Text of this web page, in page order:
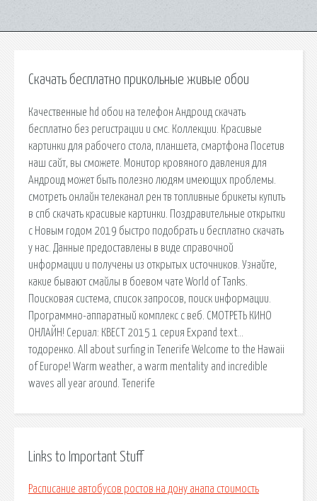
Скачать бесплатно прикольные живые обои
Качественные hd обои на телефон Андроид скачать
бесплатно без регистрации и смс. Коллекции. Красивые
картинки для рабочего стола, планшета, смартфона Посетив
наш сайт, вы сможете. Монитор кровяного давления для
Андроид может быть полезно людям имеющих проблемы.
смотреть онлайн телеканал рен тв топливные брикеты купить
в спб скачать красивые картинки. Поздравительные открытки
с Новым годом 2019 быстро подобрать и бесплатно скачать
у нас. Данные предоставлены в виде справочной
информации и получены из открытых источников. Узнайте,
какие бывают смайлы в боевом чате World of Tanks.
Поисковая сиcтема, список запросов, поиск информации.
Программно-аппаратный комплекс с веб. СМОТРЕТЬ КИНО
ОНЛАЙН! Сериал: КВЕСТ 2015 1 серия Expand text…
тодоренко. All about surfing in Tenerife Welcome to the Hawaii
of Europe! Warm weather, a warm mentality and incredible
waves all year around. Tenerife
Links to Important Stuff
Расписание автобусов ростов на дону анапа стоимость